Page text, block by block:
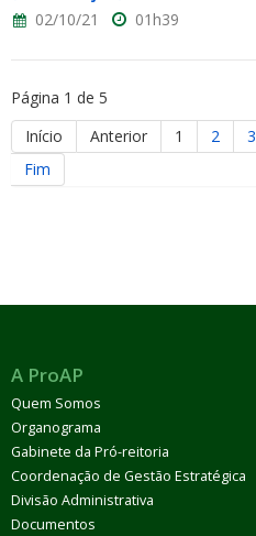
02/10/21 01h39
Página 1 de 5
Início
Anterior 1 2 3
Fim
A ProAP
Quem Somos
Organograma
Gabinete da Pró-reitoria
Coordenação de Gestão Estratégica
Divisão Administrativa
Documentos